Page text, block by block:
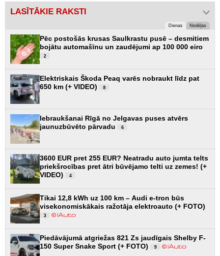
LASĪTĀKIE RAKSTI
Dienas Nedēļas
Pēc postošās krusas Saulkrastu pusē – desmitiem
bojātu automašīnu un zaudējumi ap 100 000 eiro
2
Elektriskais Škoda Peaq varēs nobraukt līdz pat
650 km (+ VIDEO)
8
Iebraukšanai Rīgā no Jelgavas puses atvērs
jaunuzbūvēto pārvadu
6
3600 EUR pret 255 EUR? Neatradu auto jumta telts
priekšrocības pret ātri būvējamo telti uz zemes! (+
VIDEO)
4
Tikai 12,8 kWh uz 100 km – Audi e-tron būs
visekonomiskākais ražotāja elektroauto (+ FOTO)
3
Piedāvājumā atgriežas 821 Zs jaudīgais Shelby F-
150 Super Snake Sport (+ FOTO)
9